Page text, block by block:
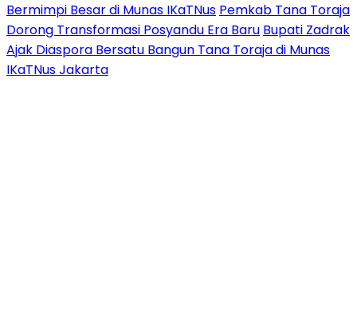
Bermimpi Besar di Munas IKaTNus Pemkab Tana Toraja
Dorong Transformasi Posyandu Era Baru Bupati Zadrak
Ajak Diaspora Bersatu Bangun Tana Toraja di Munas
IKaTNus Jakarta